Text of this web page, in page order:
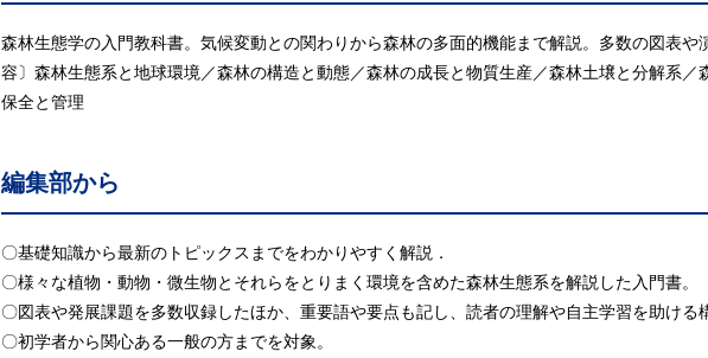
森林生態学の入門教科書。気候変動との関わりから森林の多面的機能まで解説。多数の図表や
容〕森林生態系と地球環境／森林の構造と動態／森林の成長と物質生産／森林土壌と分解系／
保全と管理
編集部から
〇基礎知識から最新のトピックスまでをわかりやすく解説．
〇様々な植物・動物・微生物とそれらをとりまく環境を含めた森林生態系を解説した入門書。
〇図表や発展課題を多数収録したほか、重要語や要点も記し、読者の理解や自主学習を助ける
〇初学者から関心ある一般の方までを対象。